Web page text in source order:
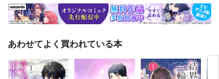
あわせてよく買われている本